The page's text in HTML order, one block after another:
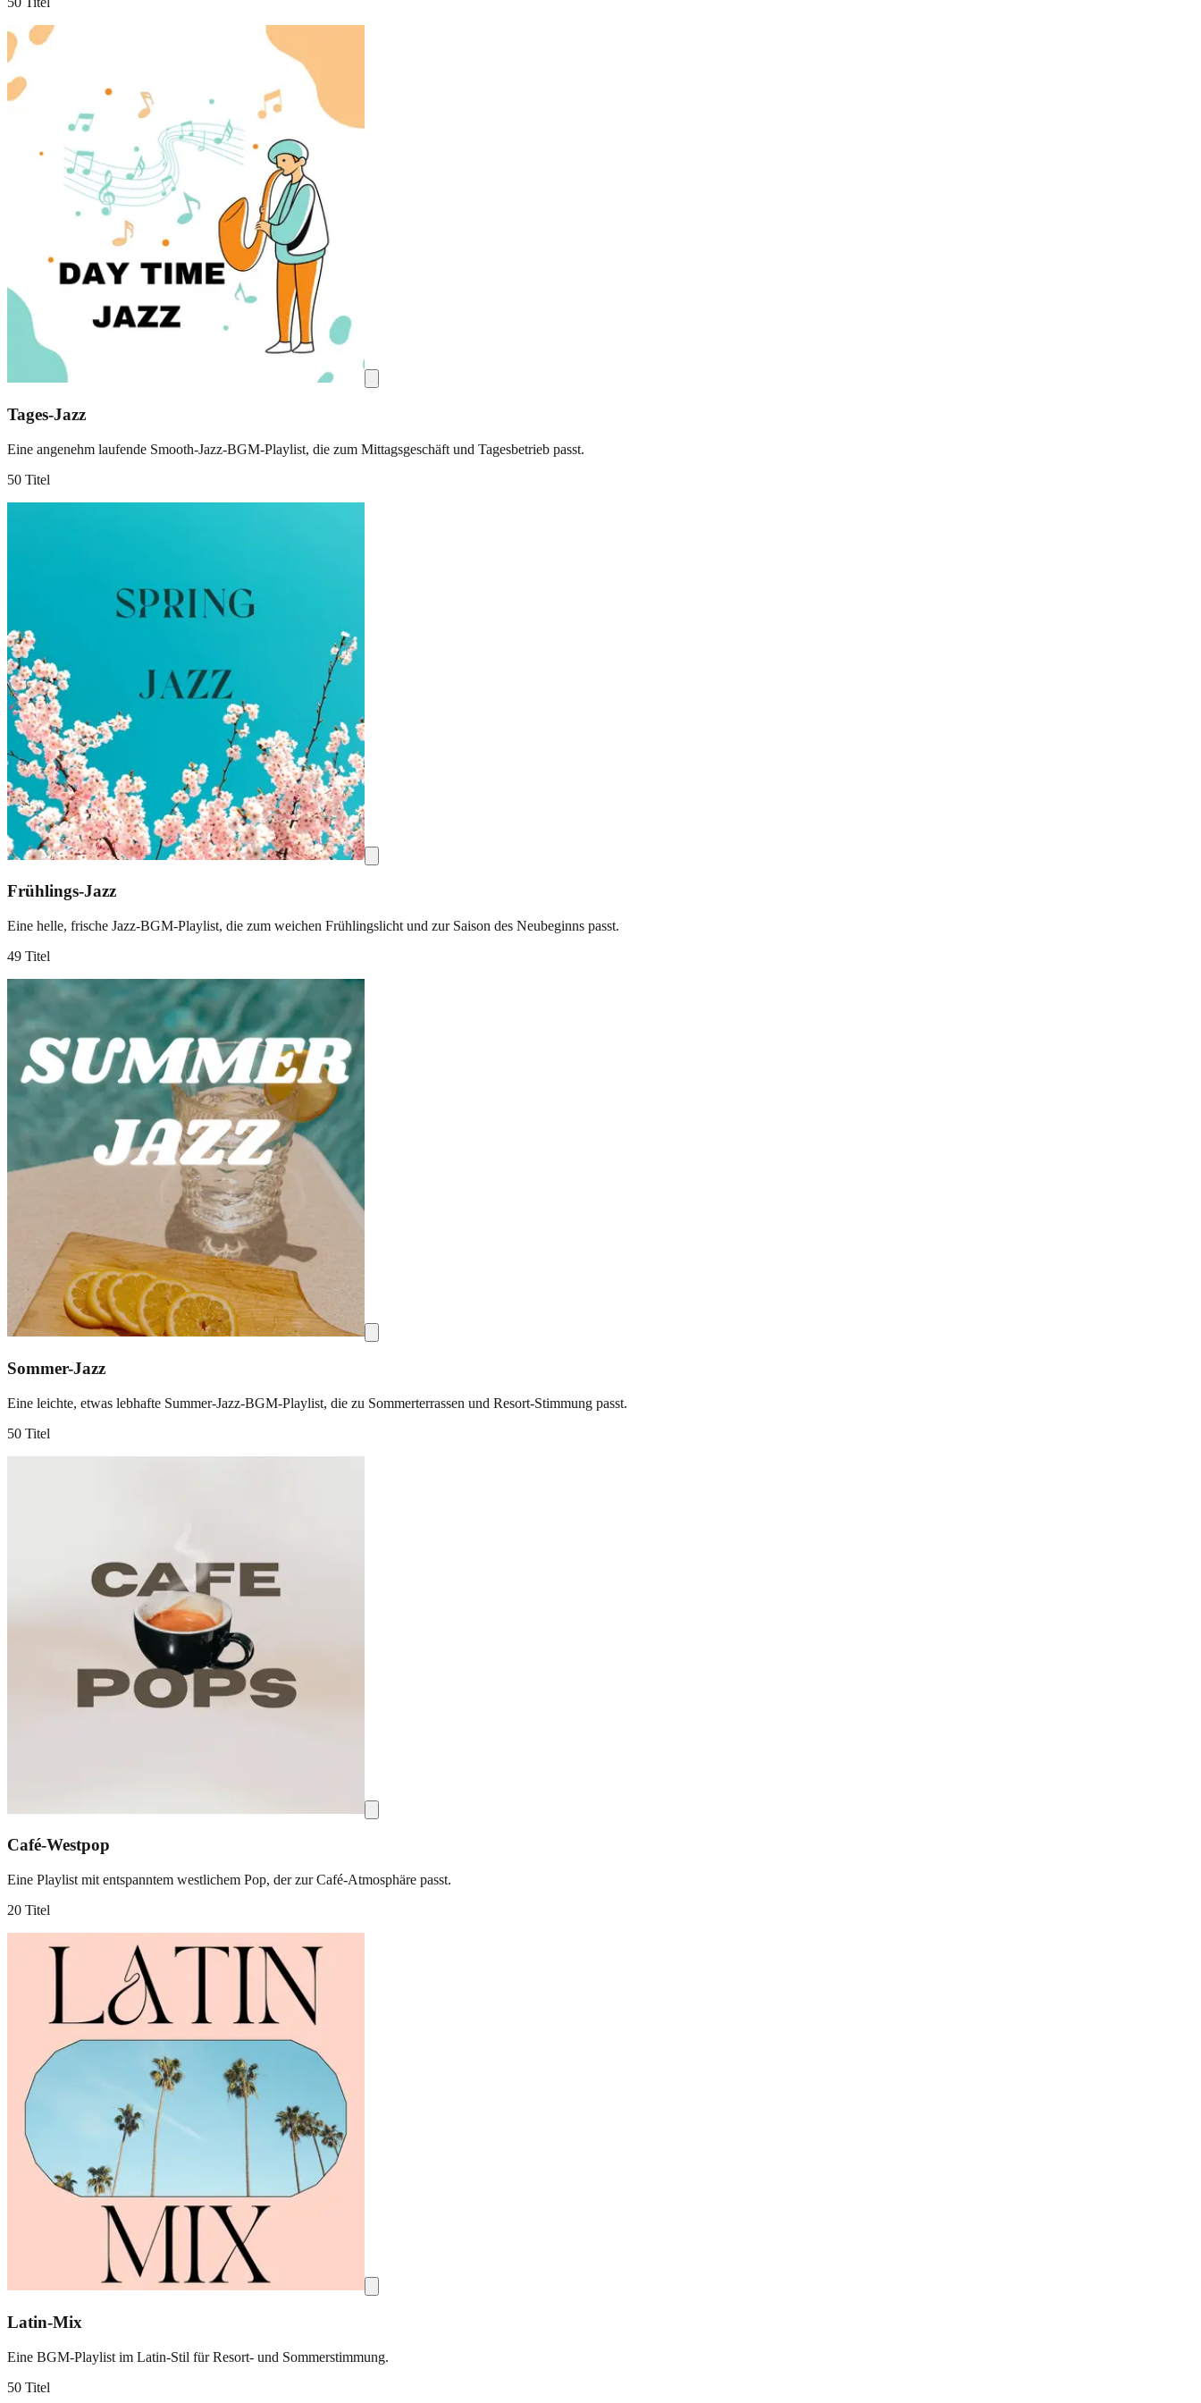
Tages-Jazz
Eine angenehm laufende Smooth-Jazz-BGM-Playlist, die zum Mittagsgeschäft und Tagesbetrieb passt.
50 Titel
Frühlings-Jazz
Eine helle, frische Jazz-BGM-Playlist, die zum weichen Frühlingslicht und zur Saison des Neubeginns passt.
49 Titel
Sommer-Jazz
Eine leichte, etwas lebhafte Summer-Jazz-BGM-Playlist, die zu Sommerterrassen und Resort-Stimmung passt.
50 Titel
Café-Westpop
Eine Playlist mit entspanntem westlichem Pop, der zur Café-Atmosphäre passt.
20 Titel
Latin-Mix
Eine BGM-Playlist im Latin-Stil für Resort- und Sommerstimmung.
50 Titel